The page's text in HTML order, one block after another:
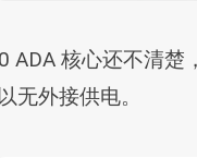
ADA 核心还不清
无外接供电。